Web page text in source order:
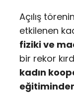
Açılış
etkilenen
fiziki ve
bir rekor
kadın